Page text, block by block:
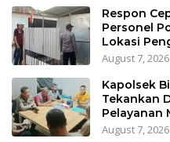
Respon
Personel
Lokasi
August 7, 2026
Kapolsek
Tekankan
Pelayanan
August 7, 2026